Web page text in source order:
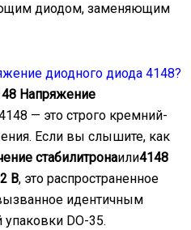
диодом, заменяющим
диодного диода 4148?
Напряжение
— это строго кремний-
Если вы слышите, как
стабилитронаили4148
В, это распространенное
идентичным
DO-35.